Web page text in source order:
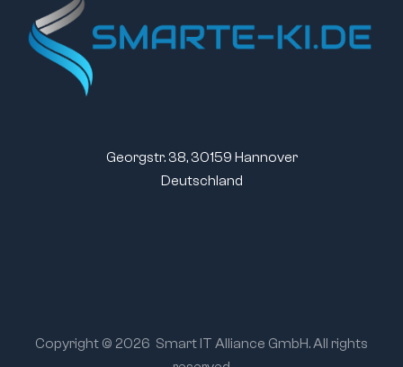
Georgstr. 38, 30159 Hannover
Deutschland
Copyright © 2026 Smart IT Alliance GmbH. All rights